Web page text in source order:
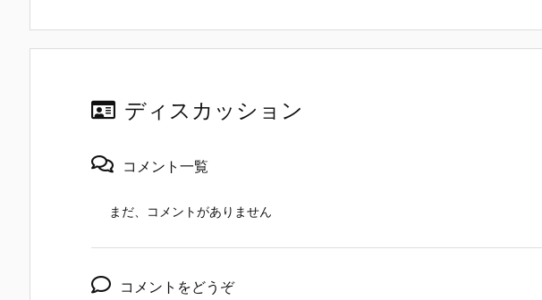
ディスカッション
コメント一覧
まだ、コメントがありません
コメントをどうぞ